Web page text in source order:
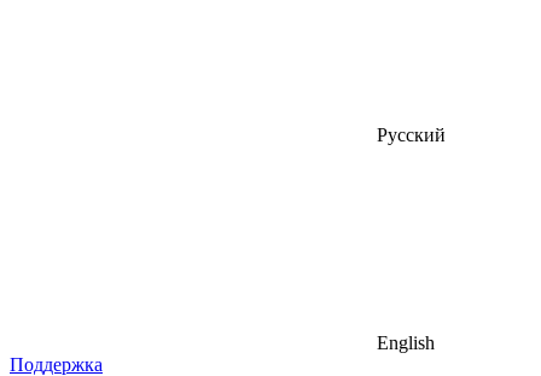
Русский
English
Поддержка